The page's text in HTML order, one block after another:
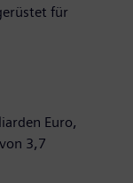
für
Euro,
3,7